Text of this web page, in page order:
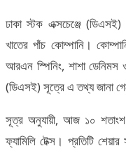
ঢাকা স্টক এক্সচেঞ্জে
খাতের পাঁচ কোম্পানি।
আরএন স্পিনিং, শাশা ডেনিমস
(ডিএসই) সূত্রে এ তথ্য জানা
সূত্র অনুযায়ী, আজ ১০ শতাংশ
ফ্যামিলি টেক্স। প্রতিটি